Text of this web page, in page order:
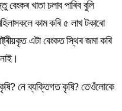
খাতা চলাব পাৰিব বুলি
কাম কৰি ৫ লাখ টকাৰো
এটা বেংকত স্থিৰ জমা কৰি
নে ব্যক্তিগত কৃষি? তেওঁলোকে